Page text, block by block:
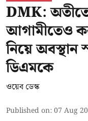
DMK: অতীতে
আগামীতেও
নিয়ে অবস্থান
ডিএমকে
ওয়েব ডেস্ক
Published on:07 Aug